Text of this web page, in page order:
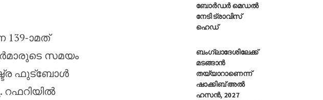
തടയാൻ പുതിയ നിയമം അംഗീകരിച്ച്
ാമത്
സമയം
ഫുട്ബോൾ
ബോർഡർ മെഡൽ
നേടി ട്രാവിസ്
ഹെഡ്
ബംഗ്ലാദേശിലേക്ക്
മടങ്ങാൻ
തയ്യാറാണെന്ന്
ഷാക്കിബ് അൽ
ഹസൻ, 2027